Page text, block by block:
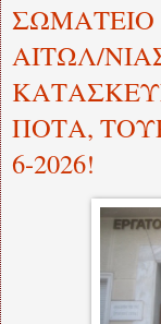
ΣΩΜΑΤΕΙΟ
ΑΙΤΩΛ/
ΠΟΤΑ,
6-2026!